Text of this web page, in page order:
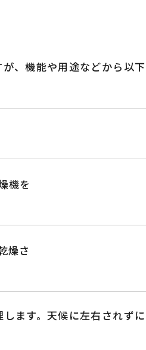
、機能や用途などから以下
機を
燥さ
ます。天候に左右されずに